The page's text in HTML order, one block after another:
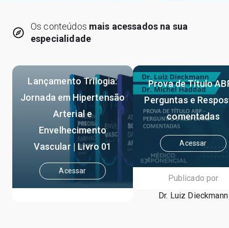
Os conteúdos mais acessados na sua
especialidade
Lançamento Trilogia:
Jornada em Hipertensão
Arterial e
Envelhecimento
Vascular | Livro 01
Acessar
Prova de Título
Perguntas e
comentadas
Acessar
Publicado por
Dr. Luiz Dieckmann